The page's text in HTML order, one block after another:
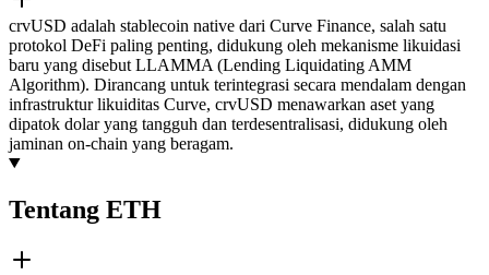
crvUSD adalah stablecoin native dari Curve Finance, salah satu
protokol DeFi paling penting, didukung oleh mekanisme likuidasi
baru yang disebut LLAMMA (Lending Liquidating AMM
Algorithm). Dirancang untuk terintegrasi secara mendalam dengan
infrastruktur likuiditas Curve, crvUSD menawarkan aset yang
dipatok dolar yang tangguh dan terdesentralisasi, didukung oleh
jaminan on-chain yang beragam.
Tentang ETH